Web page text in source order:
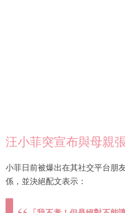
汪小菲突宣布與母親
小菲日前被爆出在其社交平台朋
係，並決絕配文表示：